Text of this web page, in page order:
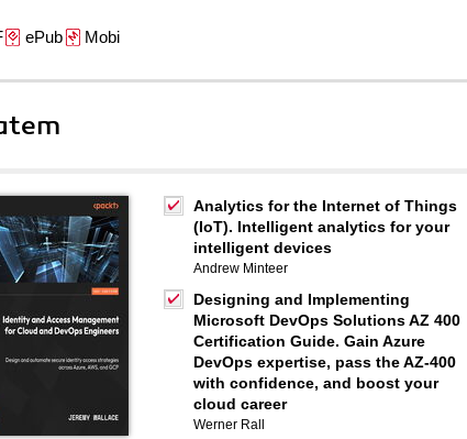
ePubMobi
Analytics for the Internet of Things
(IoT). Intelligent analytics for your
intelligent devices
Andrew Minteer
Designing and Implementing
Microsoft DevOps Solutions AZ 400
Certification Guide. Gain Azure
DevOps expertise, pass the AZ-400
with confidence, and boost your
cloud career
Werner Rall